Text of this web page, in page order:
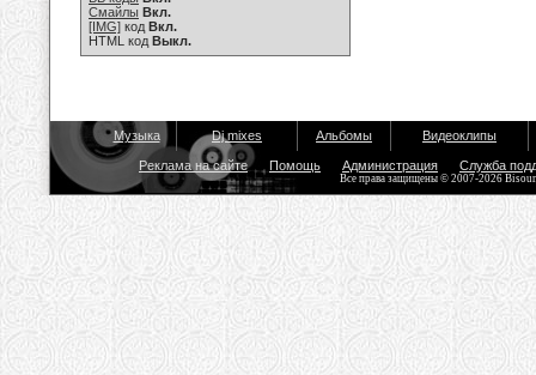
Смайлы Вкл.
[IMG] код Вкл.
HTML код Выкл.
Музыка Dj mixes Альбомы Видеоклипы
Реклама на сайте Помощь Администрация Служба
Все права защищены © 2007-2026